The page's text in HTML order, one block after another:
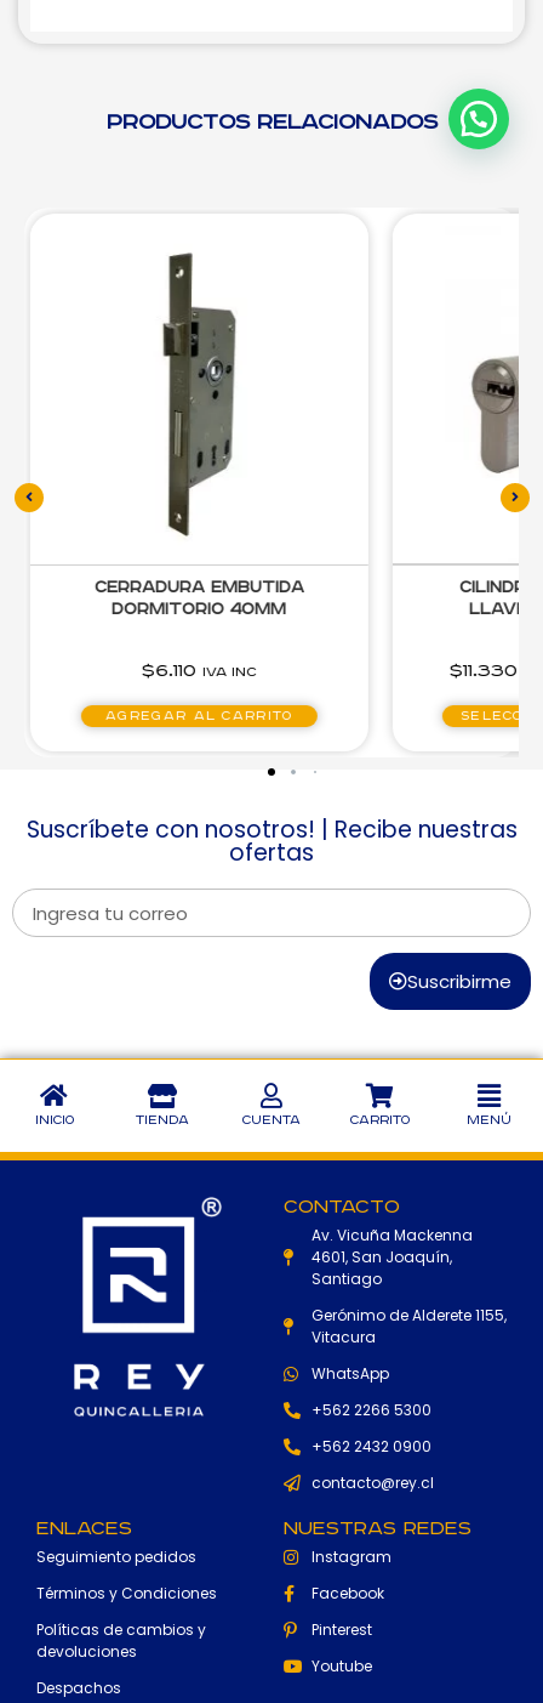
Productos relacionados
embutida
40mm
al carrito
Cilindro Multipunto
Llave/Llave 70mm
13.270 IVA inc
Seleccionar opciones
Suscríbete con nosotros! | Recibe nuestras
ofertas
Suscribirme
Inicio Tienda Cuenta Carrito Menú
Contacto
Av. Vicuña Mackenna
4601, San Joaquín,
Santiago
Gerónimo de Alderete 1155,
Vitacura
WhatsApp
+562 2266 5300
+562 2432 0900
contacto@rey.cl
Enlaces
Seguimiento pedidos
Términos y Condiciones
Políticas de cambios y
devoluciones
Despachos
Nuestras Redes
Instagram
Facebook
Pinterest
Youtube